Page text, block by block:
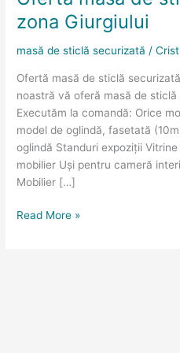
zona Giurgiului
masă de sticlă securizată /
Ofertă masă de sticlă
noastră vă oferă masă de
Executăm la comandă: Orice
model de oglindă, fasetată
oglindă Standuri expoziții
mobilier Uși pentru cameră
Mobilier […]
securizată
zona
Read More »